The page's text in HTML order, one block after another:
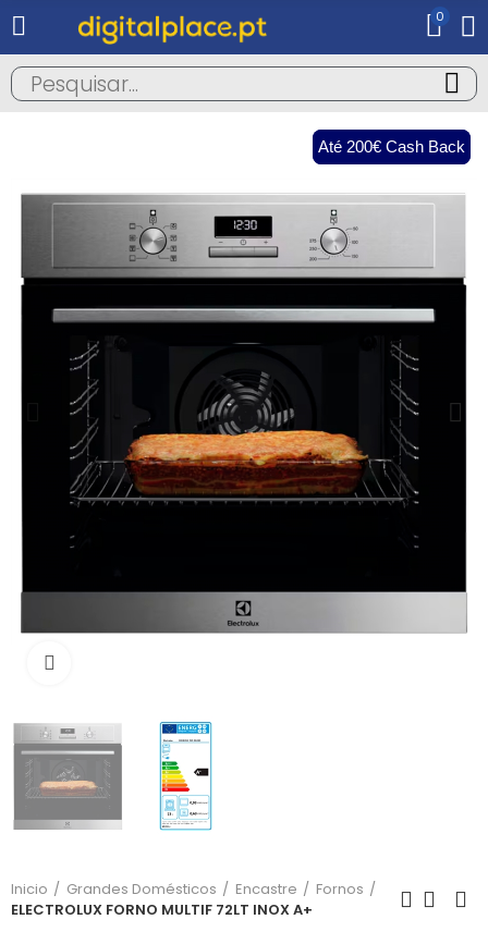
0
Até 200€ Cash Back
Até 200€ Cash Back
Inicio Grandes Domésticos Encastre
Fornos
ELECTROLUX FORNO MULTIF 72LT INOX A+